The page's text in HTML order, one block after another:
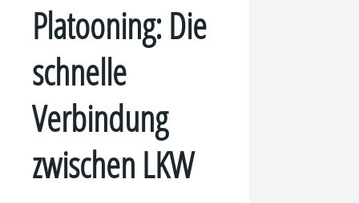
Platooning: Die
schnelle
Verbindung
zwischen LKW